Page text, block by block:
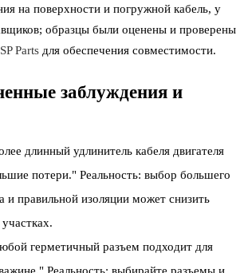
на поверхности и погружной кабель, у
образцы были оценены и проверены
Parts для обеспечения совместимости.
заблуждения и
длинный удлинитель кабеля двигателя
потери." Реальность: выбор большего
и правильной изоляции может снизить
герметичный разъем подходит для